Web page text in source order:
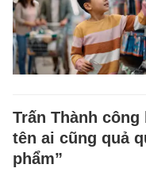
Trấn Thành công
tên ai cũng quả
phẩm”